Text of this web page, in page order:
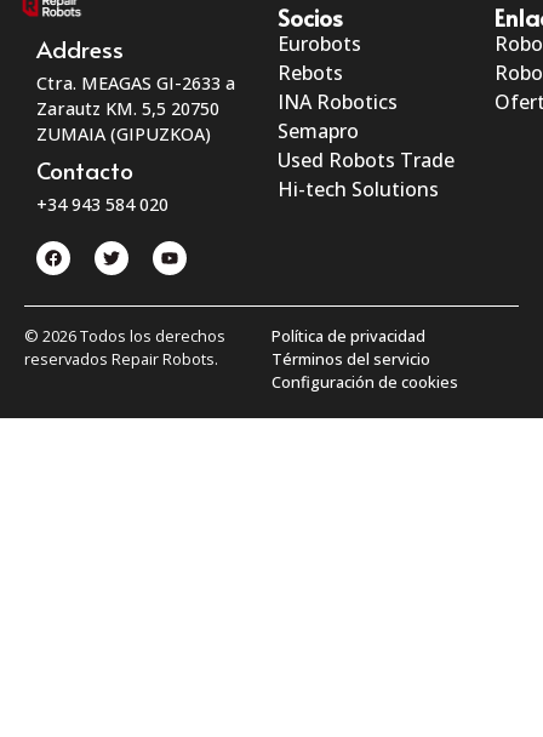
Address
Ctra. MEAGAS GI-2633 a
Zarautz KM. 5,5 20750
ZUMAIA (GIPUZKOA)
Contacto
+34 943 584 020
Socios
Eurobots
Rebots
INA Robotics
Semapro
Used Robots Trade
Hi-tech Solutions
© 2026 Todos los derechos
reservados Repair Robots.
Política de privacidad
Términos del servicio
Configuración de cookies